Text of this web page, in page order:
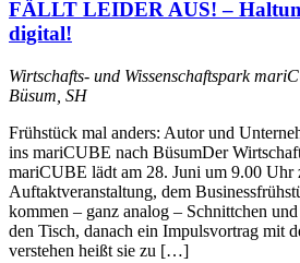
FÄLLT LEIDER AUS! –
digital!
Wirtschafts- und Wissenschaftspark
Büsum, SH
Frühstück mal anders: Autor und
ins mariCUBE nach BüsumDer
mariCUBE lädt am 28. Juni um 9.00 Uhr
Auftaktveranstaltung, dem
kommen – ganz analog – Schnittchen
den Tisch, danach ein Impulsvortrag mit
verstehen heißt sie zu […]